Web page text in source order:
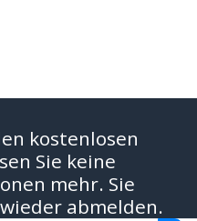
kostenlosen
Sie keine
mehr. Sie
abmelden.